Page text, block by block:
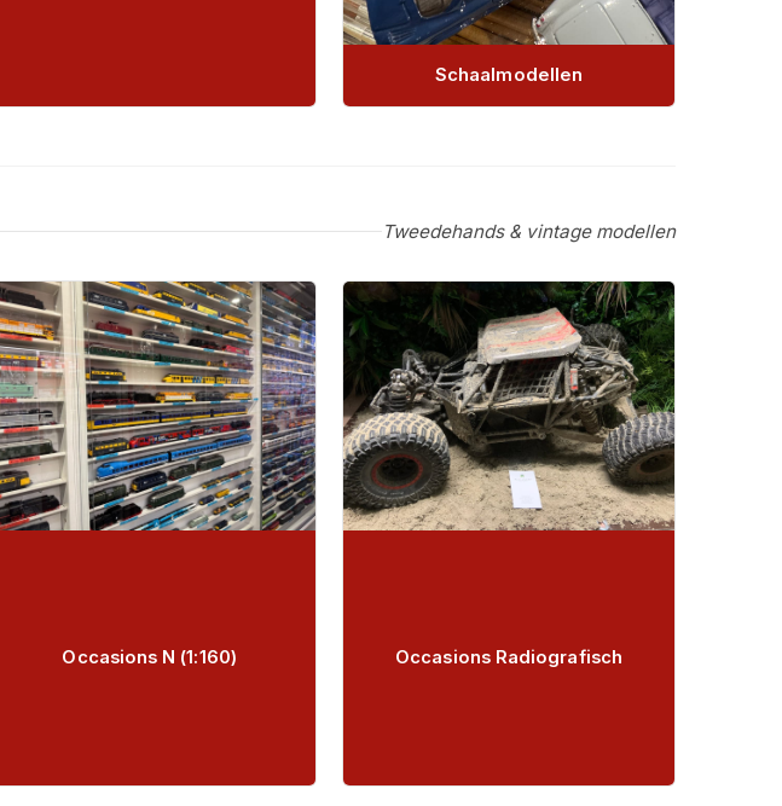
Schaalmodellen
Tweedehands & vintage modellen
Occasions N (1:160) Occasions Radiografisch